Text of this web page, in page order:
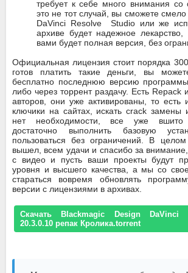
требует к себе много внимания со
это не тот случай, вы сможете
DaVinci Resolve Studio или же
архиве будет надежное
вами будет полная версия, без
Официальная лицензия стоит порядка
готов платить такие деньги, вы
бесплатно последнюю версию
либо через торрент раздачу. Есть Repack
авторов, они уже активированы, то есть
ключики на сайтах, искать crack замены
нет необходимости, все уже вшито
достаточно выполнить базовую
пользоваться без ограничений. В
вышел, всем удачи и спасибо за
с видео и пусть ваши проекты будут
уровня и высшего качества, а мы со
стараться вовремя обновлять
версии с лицензиями в архивах.
Скачать Blackmagic Design DaVinci
20.3.0.10 репак Кролика.torrent